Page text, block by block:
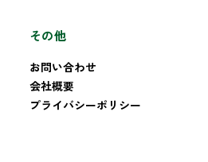
その他
お問い合わせ
会社概要
プライバシーポリシー